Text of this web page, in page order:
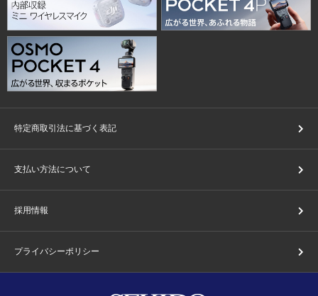
特定商取引法に基づく表記
支払い方法について
採用情報
プライバシーポリシー